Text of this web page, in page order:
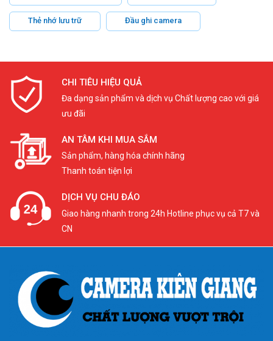
Thẻ nhớ lưu trữ Đầu ghi camera
CHI TIÊU HIỆU QUẢ
Đa dạng sản phẩm và dịch vụ Chất lượng cao với giá
ưu đãi
AN TÂM KHI MUA SẮM
Sản phẩm, hàng hóa chính hãng
Thanh toán tiện lợi
DỊCH VỤ CHU ĐÁO
Giao hàng nhanh trong 24h Hotline phục vụ cả T7 và
CN